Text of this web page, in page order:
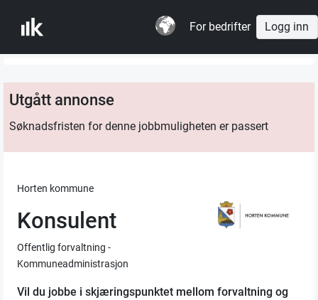
For bedrifter Logg inn
Utgått annonse
Søknadsfristen for denne jobbmuligheten er passert
Horten kommune
Konsulent
Offentlig forvaltning -
Kommuneadministrasjon
Vil du jobbe i skjæringspunktet mellom forvaltning og